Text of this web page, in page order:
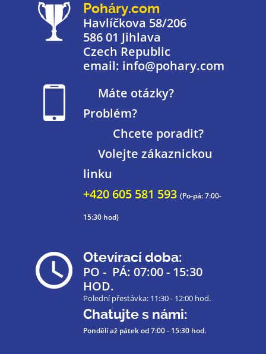
Poháry.com
Havlíčkova 58/206
586 01 Jihlava
Czech Republic
email: info@pohary.com
Máte otázky?
Problém?
Chcete poradit?
Volejte zákaznickou
linku
+420 605 581 593 (Po-pá: 7:00-
15:30 hod)
Otevírací doba:
PO - PÁ: 07:00 - 15:30
HOD.
Polední přestávka: 11:30 - 12:00 hod.
Chatujte s námi:
Pondělí až pátekod 7:00 - 15:30 hod.